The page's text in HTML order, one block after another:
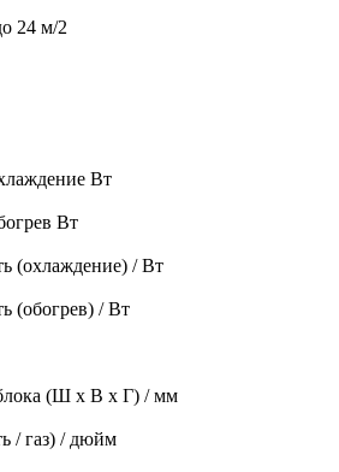
24 м/2
Вт
Вт
(охлаждение) / Вт
(обогрев) / Вт
(Ш х В х Г) / мм
/ газ) / дюйм